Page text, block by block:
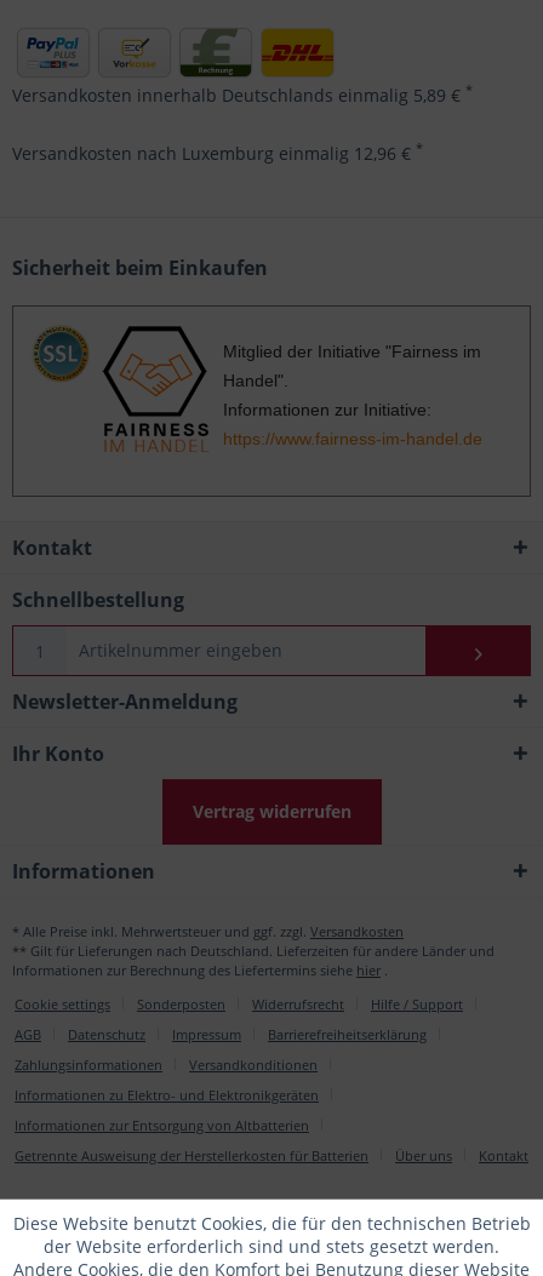
Versandkosten innerhalb Deutschlands einmalig 5,89 € *
Versandkosten nach Luxemburg einmalig 12,96 € *
Sicherheit beim Einkaufen
Mitglied der Initiative "Fairness im
Handel".
Informationen zur Initiative:
https://www.fairness-im-handel.de
Kontakt
Schnellbestellung
Newsletter-Anmeldung
Ihr Konto
Vertrag widerrufen
Informationen
* Alle Preise inkl. Mehrwertsteuer und ggf. zzgl. Versandkosten
** Gilt für Lieferungen nach Deutschland. Lieferzeiten für andere Länder und
Informationen zur Berechnung des Liefertermins siehe hier
Cookie settings
Sonderposten Widerrufsrecht
Hilfe / Support
AGB
Datenschutz Impressum
Barrierefreiheitserklärung
Zahlungsinformationen
Versandkonditionen
Informationen zu Elektro- und Elektronikgeräten
Informationen zur Entsorgung von Altbatterien
Getrennte Ausweisung der Herstellerkosten für Batterien
Über uns Kontakt
Diese Website benutzt Cookies, die für den technischen Betrieb
der Website erforderlich sind und stets gesetzt werden.
Andere Cookies, die den Komfort bei Benutzung dieser Website